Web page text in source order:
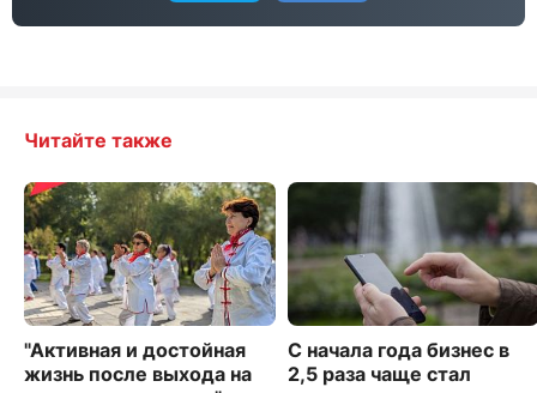
Читайте также
"Активная и достойная
жизнь после выхода на
С начала года бизнес в
2,5 раза чаще стал